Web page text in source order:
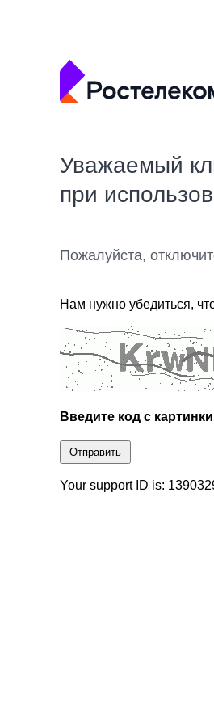
Уважаемый
при
Пожалуйста,
Нам нужно убедиться,
Введите код с
Отправить
Your support ID is: